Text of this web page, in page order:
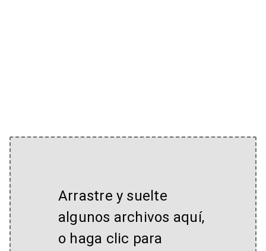
Arrastre y suelte
algunos archivos aquí,
o haga clic para